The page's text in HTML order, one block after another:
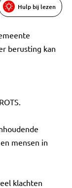
Hulp bij lezen
berusting kan
mensen in
klachten